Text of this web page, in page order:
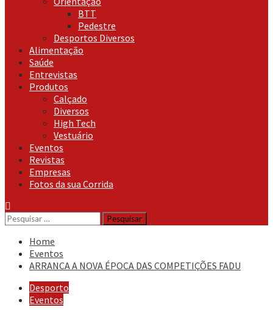
BTT
Pedestre
Desportos Diversos
Alimentação
Saúde
Entrevistas
Produtos
Calçado
Diversos
High Tech
Vestuário
Eventos
Revistas
Empresas
Fotos da sua Corrida
Pesquisar
por:
Home
Eventos
ARRANCA A NOVA ÉPOCA DAS COMPETIÇÕES FADU
Desporto
Eventos